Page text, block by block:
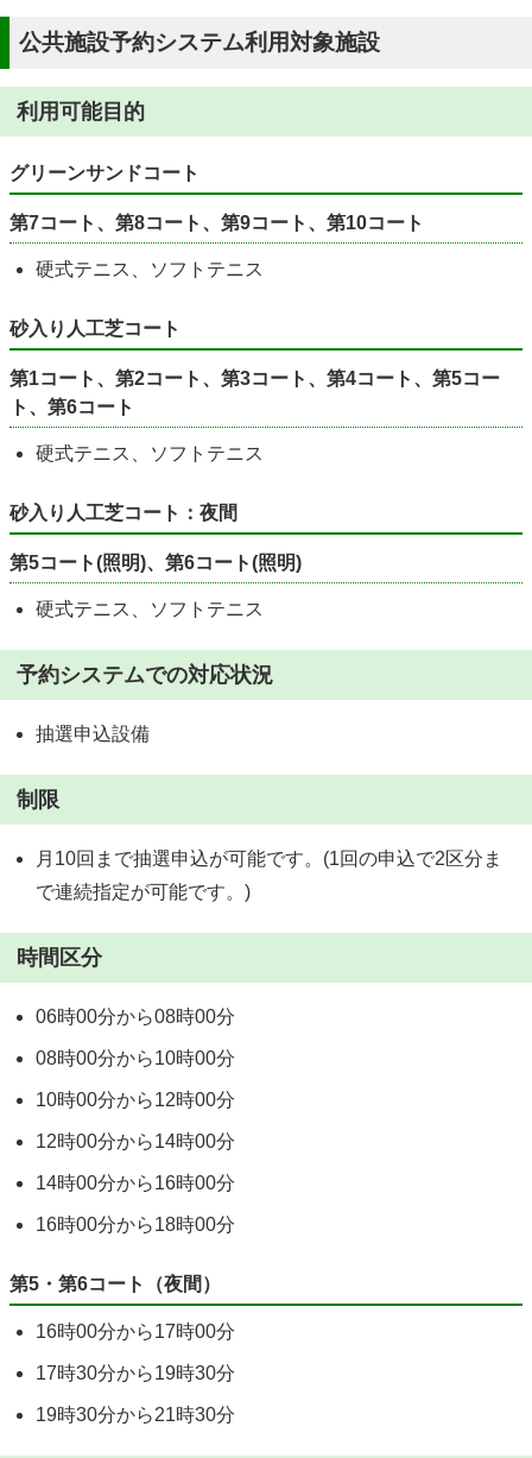
公共施設予約システム利用対象施設
利用可能目的
グリーンサンドコート
第7コート、第8コート、第9コート、第10コート
硬式テニス、ソフトテニス
砂入り人工芝コート
第1コート、第2コート、第3コート、第4コート、第5コー
ト、第6コート
硬式テニス、ソフトテニス
砂入り人工芝コート：夜間
第5コート(照明)、第6コート(照明)
硬式テニス、ソフトテニス
予約システムでの対応状況
抽選申込設備
制限
月10回まで抽選申込が可能です。(1回の申込で2区分ま
で連続指定が可能です。)
時間区分
06時00分から08時00分
08時00分から10時00分
10時00分から12時00分
12時00分から14時00分
14時00分から16時00分
16時00分から18時00分
第5・第6コート（夜間）
16時00分から17時00分
17時30分から19時30分
19時30分から21時30分